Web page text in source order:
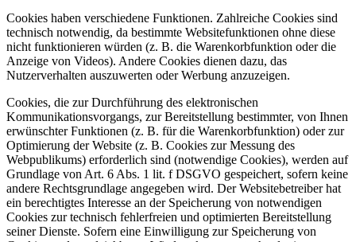
Cookies haben verschiedene Funktionen. Zahlreiche Cookies sind
technisch notwendig, da bestimmte Websitefunktionen ohne diese
nicht funktionieren würden (z. B. die Warenkorbfunktion oder die
Anzeige von Videos). Andere Cookies dienen dazu, das
Nutzerverhalten auszuwerten oder Werbung anzuzeigen.
Cookies, die zur Durchführung des elektronischen
Kommunikationsvorgangs, zur Bereitstellung bestimmter, von Ihnen
erwünschter Funktionen (z. B. für die Warenkorbfunktion) oder zur
Optimierung der Website (z. B. Cookies zur Messung des
Webpublikums) erforderlich sind (notwendige Cookies), werden auf
Grundlage von Art. 6 Abs. 1 lit. f DSGVO gespeichert, sofern keine
andere Rechtsgrundlage angegeben wird. Der Websitebetreiber hat
ein berechtigtes Interesse an der Speicherung von notwendigen
Cookies zur technisch fehlerfreien und optimierten Bereitstellung
seiner Dienste. Sofern eine Einwilligung zur Speicherung von